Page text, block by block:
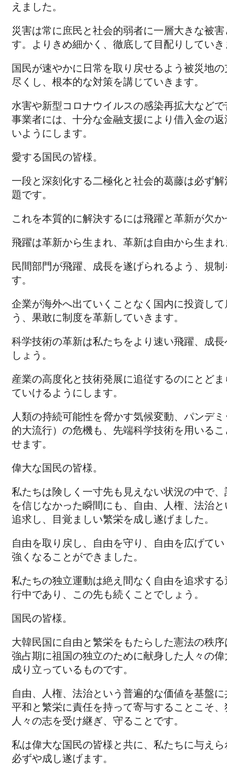
えました。
災害は常に庶民と社会的弱者に一層大きな被
す。よりきめ細かく、徹底して目配りしていき
国民が速やかに日常を取り戻せるよう被災地
尽くし、根本的な対策を講じていきます。
水害や新型コロナウイルスの感染再拡大など
事業者には、十分な金融支援により借入金の
いようにします。
愛する国民の皆様。
一段と深刻化する二極化と社会的葛藤は必ず
題です。
これを本質的に解決するには飛躍と革新が欠
飛躍は革新から生まれ、革新は自由から生ま
民間部門が飛躍、成長を遂げられるよう、規
す。
企業が海外へ出ていくことなく国内に投資し
う、果敢に制度を革新していきます。
科学技術の革新は私たちをより速い飛躍、成
しょう。
産業の高度化と技術発展に追従するのにとど
ていけるようにします。
人類の持続可能性を脅かす気候変動、パンデ
的大流行）の危機も、先端科学技術を用いる
せます。
偉大な国民の皆様。
私たちは険しく一寸先も見えない状況の中で
を信じなかった瞬間にも、自由、人権、法治
追求し、目覚ましい繁栄を成し遂げました。
自由を取り戻し、自由を守り、自由を広げて
強くなることができました。
私たちの独立運動は絶え間なく自由を追求す
行中であり、この先も続くことでしょう。
国民の皆様。
大韓民国に自由と繁栄をもたらした憲法の秩
強占期に祖国の独立のために献身した人々の
成り立っているものです。
自由、人権、法治という普遍的な価値を基盤
平和と繁栄に責任を持って寄与することこそ
人々の志を受け継ぎ、守ることです。
私は偉大な国民の皆様と共に、私たちに与え
必ずや成し遂げます。